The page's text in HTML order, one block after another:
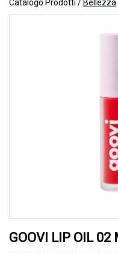
Catalogo Prodotti / Bellezza
GOOVI LIP OIL 02